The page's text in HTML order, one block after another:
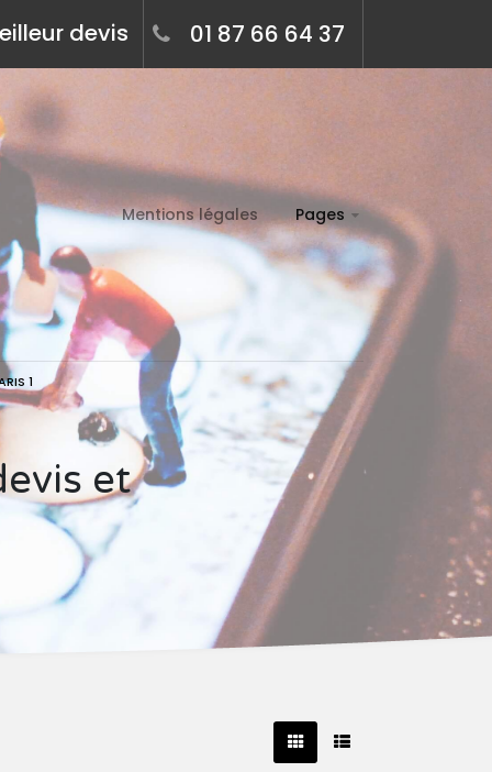
devis 01 87 66 64 37
Mentions légales Pages
1